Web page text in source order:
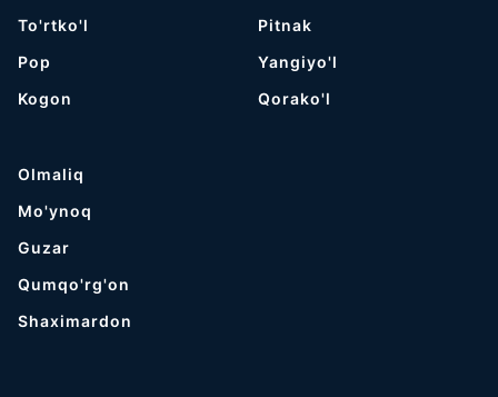
To'rtko'l
Pop
Kogon
Pitnak
Yangiyo'l
Qorako'l
Olmaliq
Mo'ynoq
Guzar
Qumqo'rg'on
Shaximardon